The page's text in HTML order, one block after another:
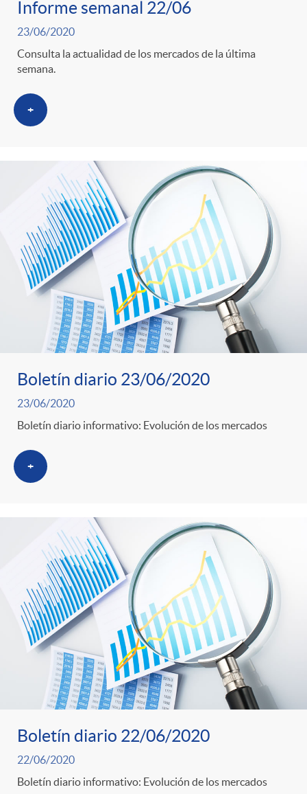
Informe semanal 22/06
23/06/2020
Consulta la actualidad de los mercados de la última
semana.
+
Boletín diario 23/06/2020
23/06/2020
Boletín diario informativo: Evolución de los mercados
+
Boletín diario 22/06/2020
22/06/2020
Boletín diario informativo: Evolución de los mercados